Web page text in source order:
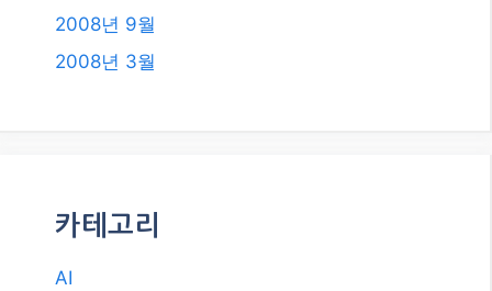
2008년 9월
2008년 3월
카테고리
AI